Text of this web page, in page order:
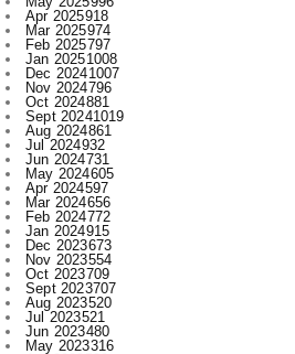
Dec 20241007
Nov 2024796
Oct 2024881
Sept 20241019
Aug 2024861
Jul 2024932
Jun 2024731
May 2024605
Apr 2024597
Mar 2024656
Feb 2024772
Jan 2024915
Dec 2023673
Nov 2023554
Oct 2023709
Sept 2023707
Aug 2023520
Jul 2023521
Jun 2023480
May 2023316
Apr 2023522
Mar 2023593
Feb 2023607
Jan 2023743